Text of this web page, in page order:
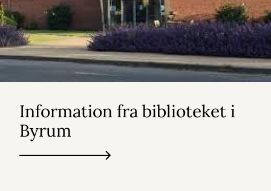
Information fra biblioteket i
Byrum